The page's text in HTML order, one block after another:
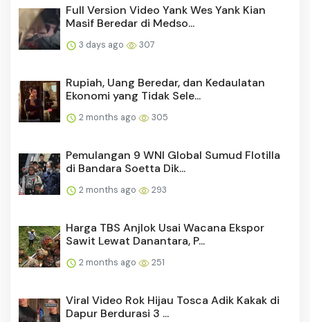
Full Version Video Yank Wes Yank Kian
Masif Beredar di Medso...
3 days ago 307
Rupiah, Uang Beredar, dan Kedaulatan
Ekonomi yang Tidak Sele...
2 months ago 305
Pemulangan 9 WNI Global Sumud Flotilla
di Bandara Soetta Dik...
2 months ago 293
Harga TBS Anjlok Usai Wacana Ekspor
Sawit Lewat Danantara, P...
2 months ago 251
Viral Video Rok Hijau Tosca Adik Kakak di
Dapur Berdurasi 3 ...